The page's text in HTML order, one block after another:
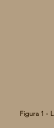
Figura 1 -